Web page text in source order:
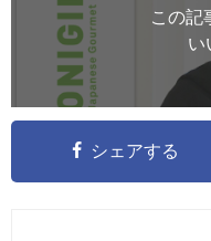
この記
い
シェアする